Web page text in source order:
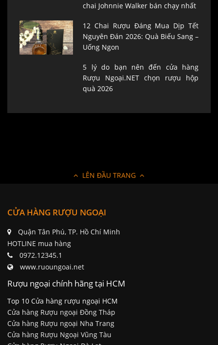
chai Johnnie Walker bán chạy nhất
12 Chai Rượu Đáng Mua Dịp Tết
Nguyên Đán 2026: Quà Biếu Sang –
Uống Ngon
5 lý do bạn nên đến cửa hàng
Rượu Ngoại.NET chọn rượu hộp
quà 2026
LÊN ĐẦU TRANG
CỬA HÀNG RƯỢU NGOẠI
Quận Tân Phú, TP. Hồ Chí Minh
HOTLINE mua hàng
0972.12345.1
www.ruoungoai.net
Rượu ngoại chính hãng tại HCM
Top 10 Cửa hàng rượu ngoại HCM
Cửa hàng Rượu ngoại Đồng Tháp
Cửa hàng Rượu ngoại Nha Trang
Cửa hàng Rượu Ngoại Vũng Tàu